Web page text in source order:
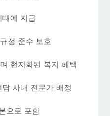
에 지급
정 준수 보호
현지화된 복지 혜택
사내 전문가 배정
으로 포함